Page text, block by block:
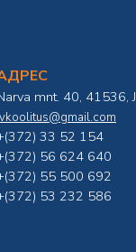
mnt. 40, 41536,
33 52 154
56 624 640
55 500 692
53 232 586